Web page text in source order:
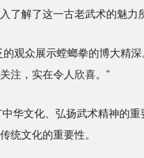
解了这一古老武术的魅力
众展示螳螂拳的博大精深
注，实在令人欣喜。”
文化、弘扬武术精神的重
统文化的重要性。